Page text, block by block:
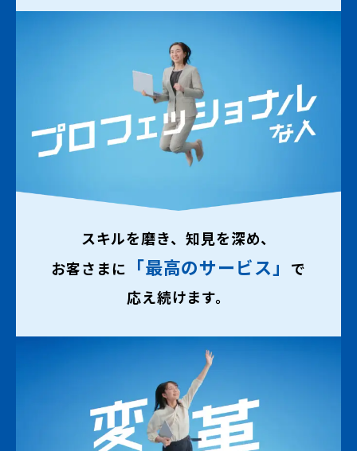
スキルを磨き、知見を深め、
お客さまに
「最高のサービス」
で
応え続けます。